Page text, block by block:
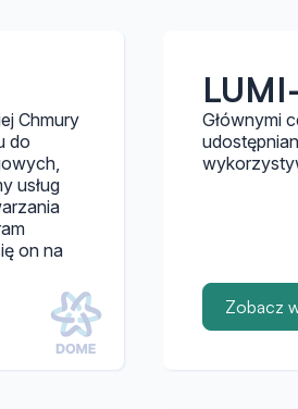
Chmury
do
usług
on na
Głównymi
Zobacz